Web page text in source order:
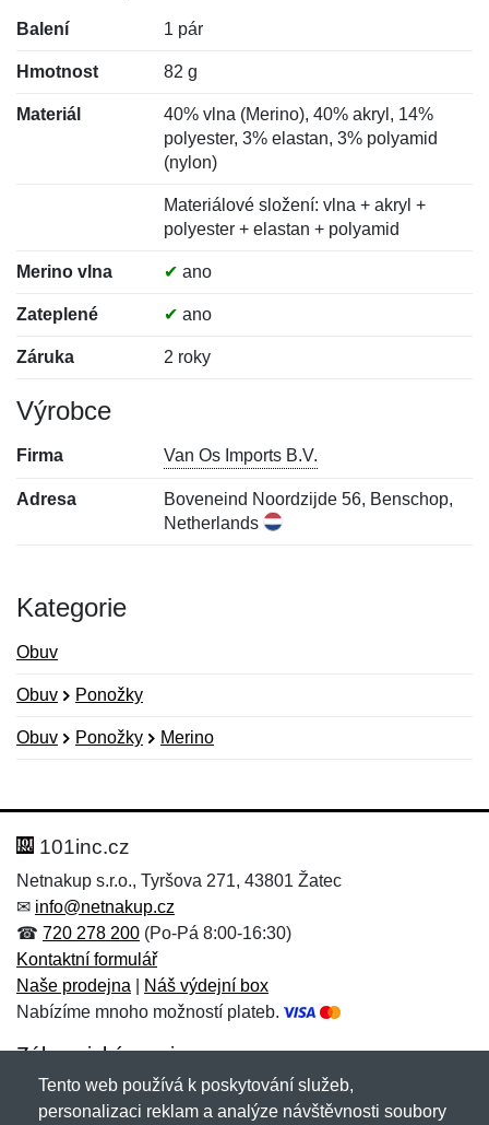
Balení 1 pár
Hmotnost 82 g
Materiál
40% vlna (Merino), 40% akryl, 14%
polyester, 3% elastan, 3% polyamid
(nylon)
Materiálové složení: vlna + akryl +
polyester + elastan + polyamid
Merino vlna ✔ ano
Zateplené ✔ ano
Záruka 2 roky
Výrobce
Firma Van Os Imports B.V.
Adresa
Boveneind Noordzijde 56, Benschop,
Netherlands
Kategorie
Obuv
Obuv Ponožky
Obuv Ponožky Merino
Hodnocení:
Jméno: *
Jméno:
E-mail:*
101inc.cz
Netnakup s.r.o., Tyršova 271, 43801 Žatec
✉ info@netnakup.cz
☎ 720 278 200 (Po-Pá 8:00-16:30)
Kontaktní formulář
Naše prodejna
Náš výdejní box
Nabízíme mnoho možností plateb.
Zákaznický servis
Novinky emailem
Tento web používá k poskytování služeb,
personalizaci reklam a analýze návštěvnosti soubory